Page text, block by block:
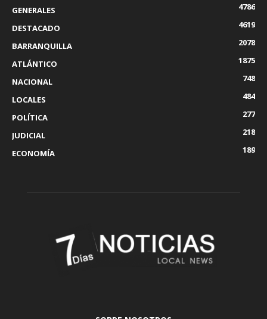
GENERALES
4786
DESTACADO
4619
BARRANQUILLA
2078
ATLÁNTICO
1875
NACIONAL
748
LOCALES
484
POLÍTICA
277
JUDICIAL
218
ECONOMÍA
189